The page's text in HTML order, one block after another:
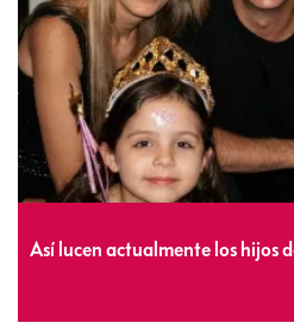
Así lucen actualmente los hijos